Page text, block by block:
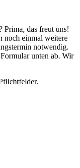
Prima, das freut uns!
noch einmal weitere
notwendig.
unten ab. Wir